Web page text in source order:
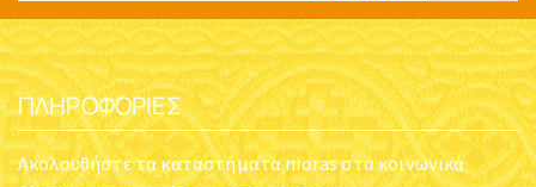
ΠΛΗΡΟΦΟΡΊΕΣ
Ακολουθήστε τα καταστήματα nioras στα κοινωνικά